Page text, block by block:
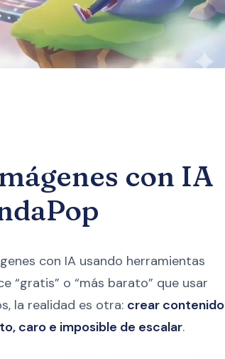
con IA
con IA usando herramientas
“gratis” o “más barato” que usar
la realidad es otra: crear contenido
caro e imposible de escalar.